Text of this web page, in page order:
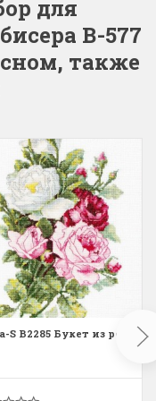
Bear and
(Белый
с
Красивый
Очень красивый
раритетный
комплектация
Ларина
для
В-577
также
S B2285 Букет из роз